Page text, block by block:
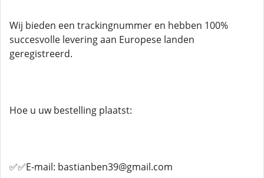
Wij bieden een trackingnummer en hebben 100%
succesvolle levering aan Europese landen
geregistreerd.
Hoe u uw bestelling plaatst:
✅✅E-mail: bastianben39@gmail.com